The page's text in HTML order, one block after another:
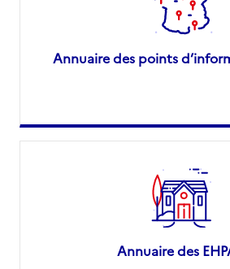
Annuaire des points
Annuaire des